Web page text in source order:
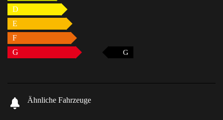
D
E
F
G
G
Ähnliche Fahrzeuge